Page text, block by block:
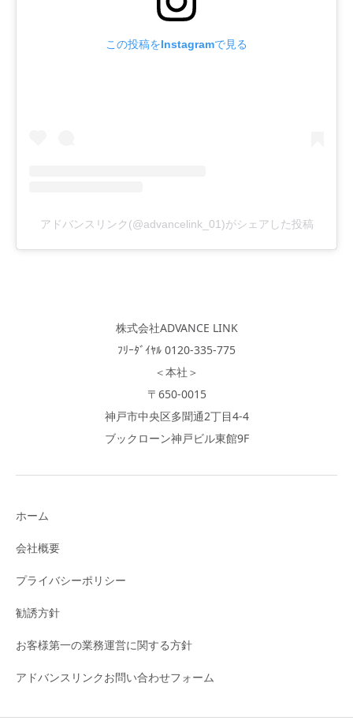
この投稿をInstagramで見る
アドバンスリンク(@advancelink_01)がシェアした投稿
株式会社ADVANCE LINK
ﾌﾘｰﾀﾞｲﾔﾙ 0120-335-775
＜本社＞
〒650-0015
神戸市中央区多聞通2丁目4-4
ブックローン神戸ビル東館9F
ホーム
会社概要
プライバシーポリシー
勧誘方針
お客様第一の業務運営に関する方針
アドバンスリンクお問い合わせフォーム